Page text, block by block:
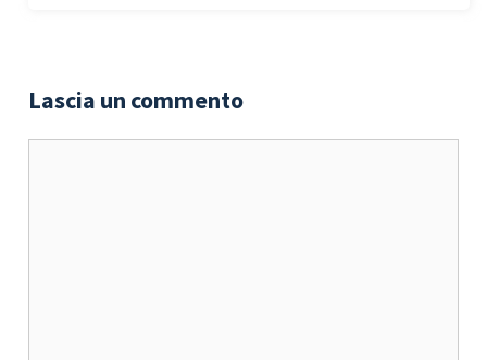
Lascia un commento